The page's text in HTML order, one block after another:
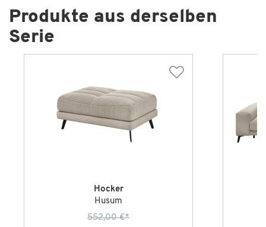
Produkte aus derselben
Serie
Hocker
Husum
552,00 €*